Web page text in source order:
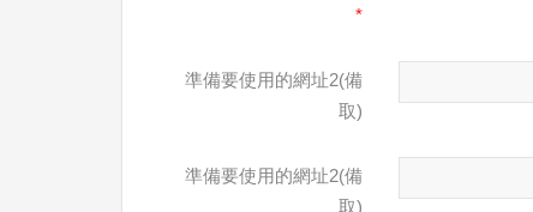
*
準備要使用的網址2(備
取)
準備要使用的網址2(備
取)